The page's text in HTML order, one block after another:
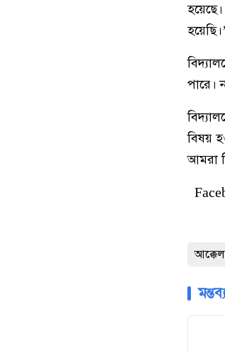
হয়েছি।’
পারে।
বিষয়
আমরা